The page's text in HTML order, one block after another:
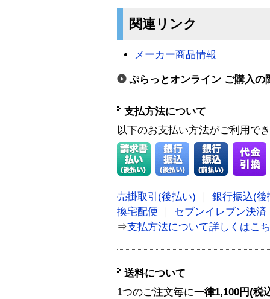
関連リンク
メーカー商品情報
ぷらっとオンライン ご購入の
支払方法について
以下のお支払い方法がご利用で
売掛取引(後払い)
銀行振込(後
換宅配便
セブンイレブン決済
⇒支払方法について詳しくはこ
送料について
1つのご注文毎に一律1,100円(税